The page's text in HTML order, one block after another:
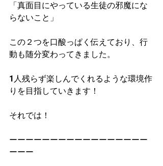
「真面目にやっている生徒の邪魔にな
らないこと」
この２つを口酸っぱく伝えており、行
動も随分変わってきました。
1人残らず楽しんでくれるような環境作
りを目指していきます！
それでは！
ーーーーーーーーーーーーーーーーー
ーーー